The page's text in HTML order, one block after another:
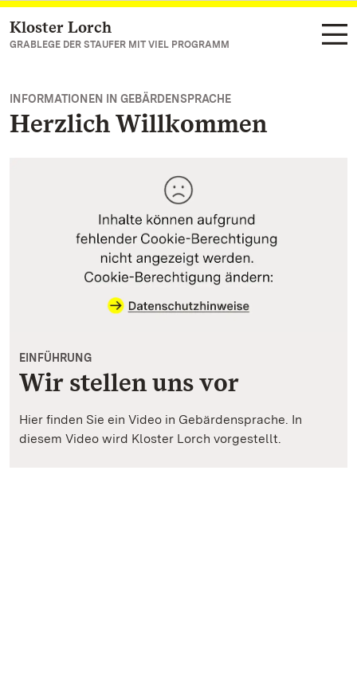
Zum Hauptinhalt springen
Kloster Lorch
GRABLEGE DER STAUFER MIT VIEL PROGRAMM
INFORMATIONEN IN GEBÄRDENSPRACHE
Herzlich Willkommen
Wir stellen uns vor
EINFÜHRUNG
Hier finden Sie ein Video in Gebärdensprache. In
diesem Video wird Kloster Lorch vorgestellt.